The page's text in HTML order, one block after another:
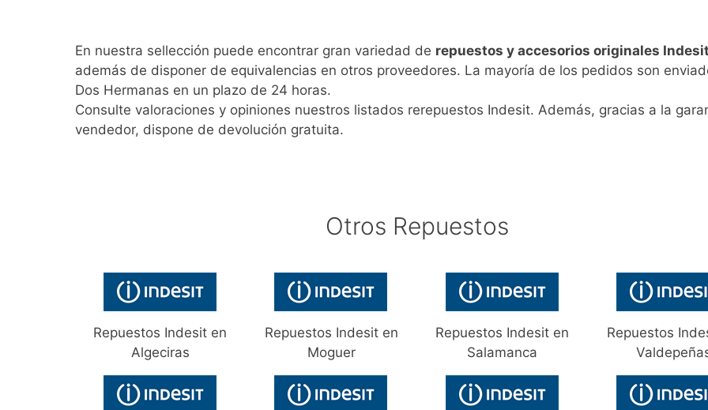
En nuestra sellección puede encontrar gran variedad de repuestos y accesorios originales
además de disponer de equivalencias en otros proveedores. La mayoría de los pedidos son
Dos Hermanas en un plazo de 24 horas.
Consulte valoraciones y opiniones nuestros listados rerepuestos Indesit. Además, gracias a la
vendedor, dispone de devolución gratuita.
Otros Repuestos
Repuestos Indesit en
Algeciras
Repuestos Indesit en
Moguer
Repuestos Indesit en
Salamanca
Repuestos